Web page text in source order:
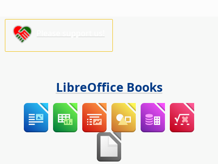
LibreOffice Books